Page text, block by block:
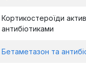
Кортикостероїди
антибіотиками
Бетаметазон та